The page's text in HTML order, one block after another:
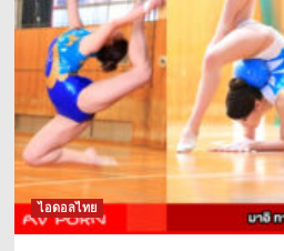
ไอดอลไทย